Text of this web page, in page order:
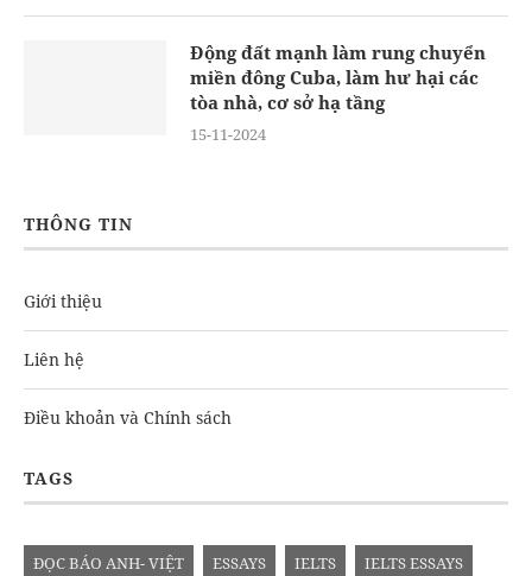
Động đất mạnh làm rung chuyển
miền đông Cuba, làm hư hại các
tòa nhà, cơ sở hạ tầng
15-11-2024
THÔNG TIN
Giới thiệu
Liên hệ
Điều khoản và Chính sách
TAGS
ĐỌC BÁO ANH- VIỆT ESSAYS IELTS IELTS ESSAYS